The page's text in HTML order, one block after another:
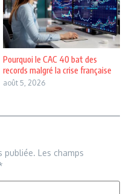
Pourquoi le CAC 40 bat des
records malgré la crise française
août 5, 2026
publiée. Les champs